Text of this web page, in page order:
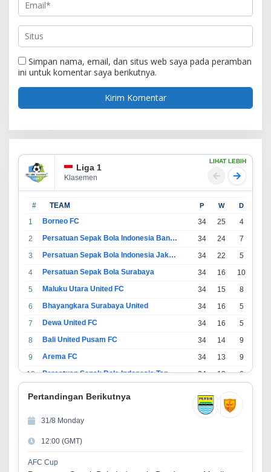
Simpan nama, email, dan situs web saya pada peramban
ini untuk komentar saya berikutnya.
Liga 1
Klasemen
LIHAT LEBIH
# TEAM P W D
1 Borneo FC 34 25 4
2
Persatuan Sepak Bola Indonesia Bandung 34 24 7
3
Persatuan Sepak Bola Indonesia Jakarta 34 22 5
4
Persatuan Sepak Bola Surabaya 34 16 10
5
Maluku Utara United FC 34 15 8
6
Bhayangkara Surabaya United 34 16 5
7
Dewa United FC 34 16 5
8
Bali United Pusam FC 34 14 9
9
Arema FC 34 13 9
10
Persatuan Sepak Bola Indonesia Tangerang 34 13 6
34 11
13
14
Madura United FC
15
Persatuan Sepakbola Makassar
Pertandingan Berikutnya
31/8 Monday
12:00 (GMT)
AFC Cup